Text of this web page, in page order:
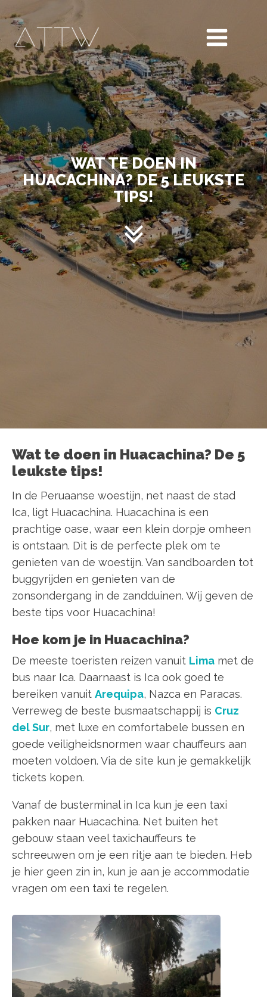
WAT TE DOEN IN
HUACACHINA? DE 5 LEUKSTE
TIPS!
Wat te doen in Huacachina? De 5
leukste tips!
In de Peruaanse woestijn, net naast de stad
Ica, ligt Huacachina. Huacachina is een
prachtige oase, waar een klein dorpje omheen
is ontstaan. Dit is de perfecte plek om te
genieten van de woestijn. Van sandboarden tot
buggyrijden en genieten van de
zonsondergang in de zandduinen. Wij geven de
beste tips voor Huacachina!
Hoe kom je in Huacachina?
De meeste toeristen reizen vanuit Lima met de
bus naar Ica. Daarnaast is Ica ook goed te
bereiken vanuit Arequipa, Nazca en Paracas.
Verreweg de beste busmaatschappij is Cruz
del Sur, met luxe en comfortabele bussen en
goede veiligheidsnormen waar chauffeurs aan
moeten voldoen. Via de site kun je gemakkelijk
tickets kopen.
Vanaf de busterminal in Ica kun je een taxi
pakken naar Huacachina. Net buiten het
gebouw staan veel taxichauffeurs te
schreeuwen om je een ritje aan te bieden. Heb
je hier geen zin in, kun je aan je accommodatie
vragen om een taxi te regelen.